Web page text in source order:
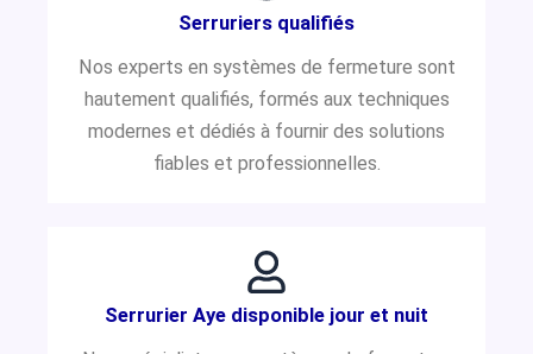
Serruriers qualifiés
Nos experts en systèmes de fermeture sont
hautement qualifiés, formés aux techniques
modernes et dédiés à fournir des solutions
fiables et professionnelles.
Serrurier Aye disponible jour et nuit